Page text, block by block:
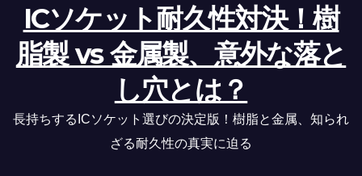
ICソケット耐久性対決！樹
脂製 vs 金属製、意外な落と
し穴とは？
長持ちするICソケット選びの決定版！樹脂と金属、知られ
ざる耐久性の真実に迫る